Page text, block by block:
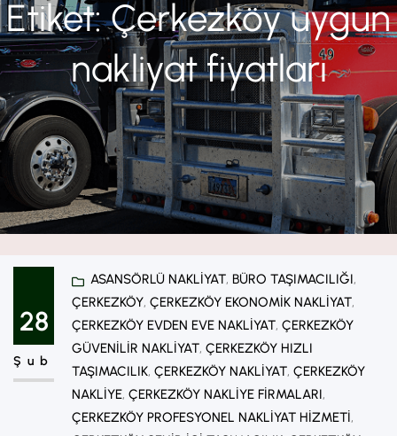
Etiket:Çerkezköy uygun
nakliyat fiyatları
28
Şub
ASANSÖRLÜ NAKLIYAT, BÜRO TAŞIMACILIĞI
ÇERKEZKÖY, ÇERKEZKÖY EKONOMIK NAKLIYAT
ÇERKEZKÖY EVDEN EVE NAKLIYAT, ÇERKEZKÖY
GÜVENILIR NAKLIYAT, ÇERKEZKÖY HIZLI
TAŞIMACILIK, ÇERKEZKÖY NAKLIYAT, ÇERKEZKÖY
NAKLIYE, ÇERKEZKÖY NAKLIYE FIRMALARI
ÇERKEZKÖY PROFESYONEL NAKLIYAT HIZMETI